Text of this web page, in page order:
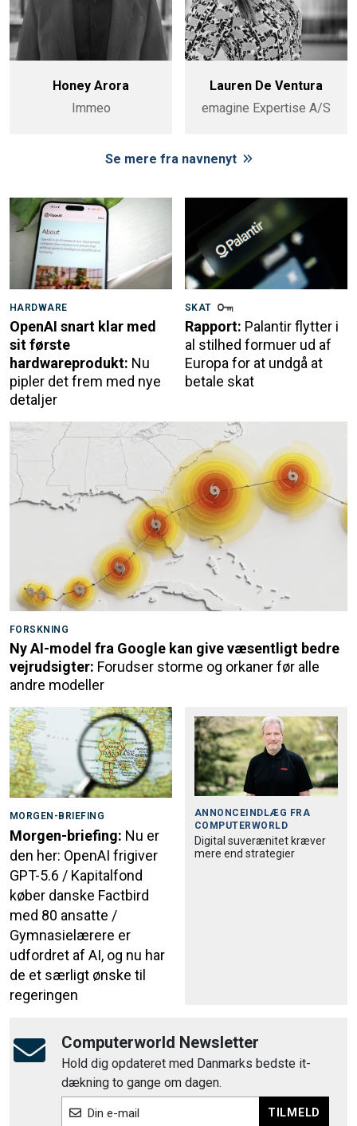
Honey Arora
Immeo
Lauren De Ventura
emagine Expertise A/S
Se mere fra navnenyt
HARDWARE
OpenAI snart klar med
sit første
hardwareprodukt: Nu
pipler det frem med nye
detaljer
SKAT
Rapport: Palantir flytter i
al stilhed formuer ud af
Europa for at undgå at
betale skat
FORSKNING
Ny AI-model fra Google kan give væsentligt bedre
vejrudsigter: Forudser storme og orkaner før alle
andre modeller
MORGEN-BRIEFING
Morgen-briefing: Nu er
den her: OpenAI frigiver
GPT-5.6 / Kapitalfond
køber danske Factbird
med 80 ansatte /
Gymnasielærere er
udfordret af AI, og nu har
de et særligt ønske til
regeringen
ANNONCEINDLÆG FRA
COMPUTERWORLD
Digital suverænitet kræver
mere end strategier
Computerworld Newsletter
Hold dig opdateret med Danmarks bedste it-
dækning to gange om dagen.
Din e-mail TILMELD